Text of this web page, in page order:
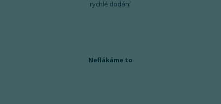
rychlé dodání
Neflákáme to